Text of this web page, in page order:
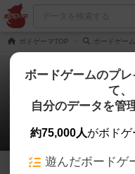
ボドゲーマTOP ボードゲー
ウノ ベ
ボードゲームのプ
て、
自分のデータを管
約75,000人がボドゲ
遊んだボードゲ